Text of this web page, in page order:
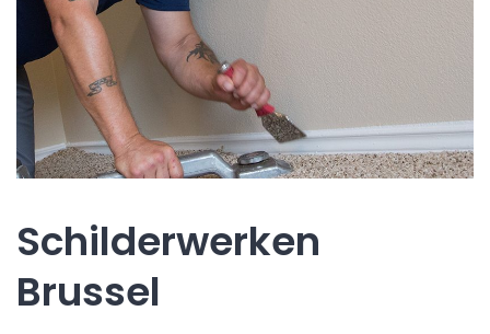
Schilderwerken
Brussel